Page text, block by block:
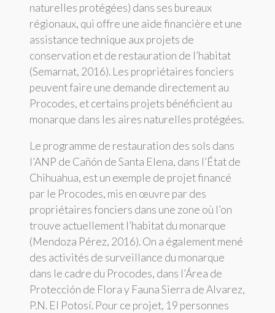
naturelles protégées) dans ses bureaux
régionaux, qui offre une aide financière et une
assistance technique aux projets de
conservation et de restauration de l’habitat
(Semarnat, 2016). Les propriétaires fonciers
peuvent faire une demande directement au
Procodes, et certains projets bénéficient au
monarque dans les aires naturelles protégées.
Le programme de restauration des sols dans
l’ANP de Cañón de Santa Elena, dans l’État de
Chihuahua, est un exemple de projet financé
par le Procodes, mis en œuvre par des
propriétaires fonciers dans une zone où l’on
trouve actuellement l’habitat du monarque
(Mendoza Pérez, 2016). On a également mené
des activités de surveillance du monarque
dans le cadre du Procodes, dans l’Área de
Protección de Flora y Fauna Sierra de Alvarez,
P.N. El Potosí. Pour ce projet, 19 personnes